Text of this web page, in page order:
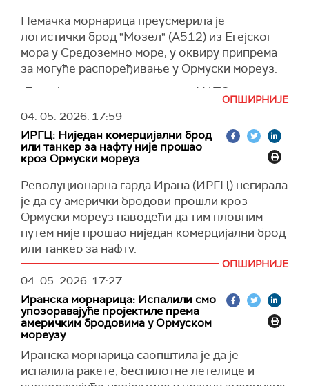
Немачка морнарица преусмерила је
логистички брод "Мозел" (А512) из Егејског
мора у Средоземно море, у оквиру припрема
за могуће распоређивање у Ормуски мореуз.
"Брод ће се придружити групи НАТО-а за
противминске мере у Медитерану и
припремати се за могуће ангажовање у
региону Ормуског мореуза", саопштило је
немачко Министарство одбране, преноси
Како је наведено, брод напушта досадашњу
мисију у Егејском мору, где је учествовао у
активностима усмереним на борбу против
мрежа кријумчара миграната.
Његово премештање део је ширег
прилагођавања оперативних капацитета у
складу са растућим тензијама на Блиском
истоку.
У саопштењу се истиче да би евентуално
распоређивање у Ормуски мореуз било
могуће само уз испуњење неколико услова,
укључујући прекид борби у региону, постојање
ОПШИРНИЈЕ
04. 05. 2026. 17:59
ИРГЦ: Ниједан комерцијални брод
или танкер за нафту није прошао
кроз Ормуски мореуз
Револуционарна гарда Ирана (ИРГЦ) негирала
је да су амерички бродови прошли кроз
Ормуски мореуз наводећи да тим пловним
путем није прошао ниједан комерцијални брод
или танкер за нафту.
"Ниједан комерцијални брод или танкер није
прошао кроз Ормуски мореуз у протеклих
неколико сати, а тврдње америчких
званичника су неосноване и потпуно лажне",
наводи се у саопштењу ИРГЦ, преноси
Тасним.
Додаје се ће Морнарица ИРГЦ одговорити на
ОПШИРНИЈЕ
04. 05. 2026. 17:27
Иранска морнарица: Испалили смо
упозоравајуће пројектиле према
америчким бродовима у Ормуском
мореузу
Иранска морнарица саопштила је да је
испалила ракете, беспилотне летелице и